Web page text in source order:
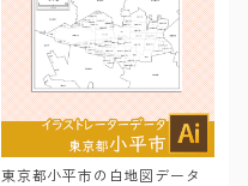
東京都小平市の白地図データ